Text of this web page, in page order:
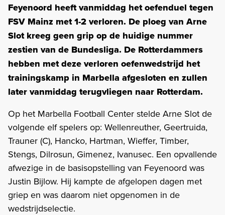
Feyenoord heeft vanmiddag het oefenduel tegen
FSV Mainz met 1-2 verloren. De ploeg van Arne
Slot kreeg geen grip op de huidige nummer
zestien van de Bundesliga. De Rotterdammers
hebben met deze verloren oefenwedstrijd het
trainingskamp in Marbella afgesloten en zullen
later vanmiddag terugvliegen naar Rotterdam.
Op het Marbella Football Center stelde Arne Slot de
volgende elf spelers op: Wellenreuther, Geertruida,
Trauner (C), Hancko, Hartman, Wieffer, Timber,
Stengs, Dilrosun, Gimenez, Ivanusec. Een opvallende
afwezige in de basisopstelling van Feyenoord was
Justin Bijlow. Hij kampte de afgelopen dagen met
griep en was daarom niet opgenomen in de
wedstrijdselectie.